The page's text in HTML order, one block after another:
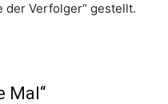
der Verfolger“ gestellt.
Mal“